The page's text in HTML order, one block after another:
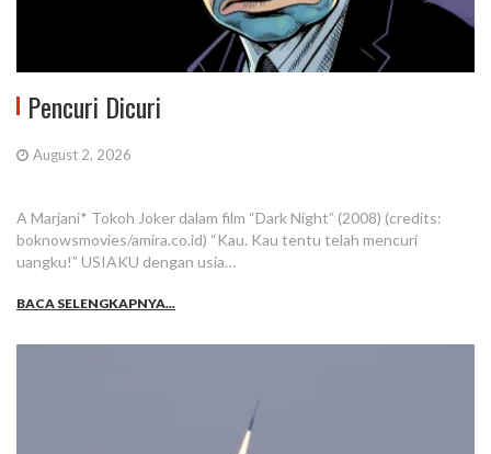
Pencuri Dicuri
August 2, 2026
A Marjani* Tokoh Joker dalam film “Dark Night” (2008) (credits:
boknowsmovies/amira.co.id) “Kau. Kau tentu telah mencuri
uangku!” USIAKU dengan usia…
BACA SELENGKAPNYA...